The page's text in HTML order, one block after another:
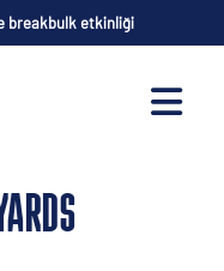
breakbulk etkinliği